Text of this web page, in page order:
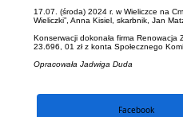
17.07. (środa) 2024 r. w Wieliczce na
Wieliczki”, Anna Kisiel, skarbnik, Jan
Konserwacji dokonała firma Renowacja
23.696, 01 zł z konta Społecznego
Opracowała Jadwiga Duda
Facebook